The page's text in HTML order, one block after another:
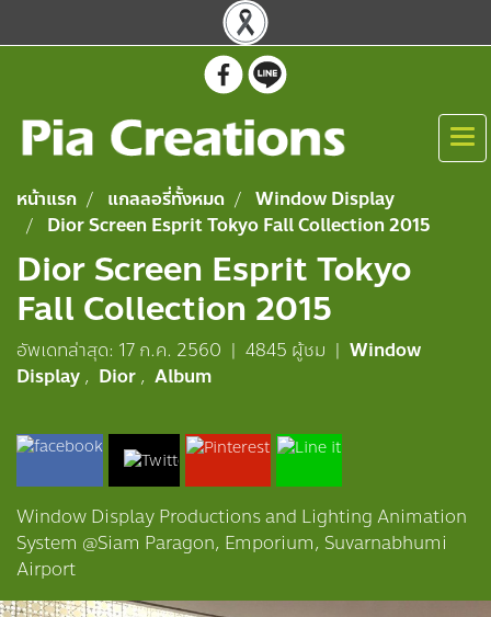
หน้าแรก แกลลอรี่ทั้งหมด
Window Display
Dior Screen Esprit Tokyo Fall Collection 2015
Dior Screen Esprit Tokyo
Fall Collection 2015
อัพเดทล่าสุด: 17 ก.ค. 2560 | 4845 ผู้ชม | Window
Display , Dior , Album
Window Display Productions and Lighting Animation
System @Siam Paragon, Emporium, Suvarnabhumi
Airport